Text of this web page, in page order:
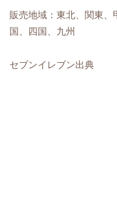
販売地域：東北、関東、
国、四国、九州
セブンイレブン出典